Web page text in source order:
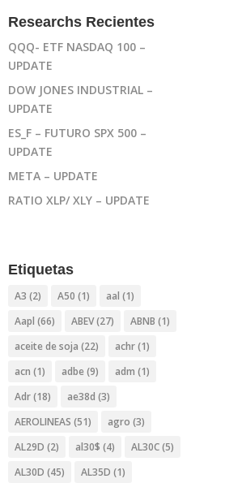
Researchs Recientes
QQQ- ETF NASDAQ 100 –
UPDATE
DOW JONES INDUSTRIAL –
UPDATE
ES_F – FUTURO SPX 500 –
UPDATE
META – UPDATE
RATIO XLP/ XLY – UPDATE
Etiquetas
A3 (2) A50 (1) aal (1)
Aapl (66) ABEV(27) ABNB (1)
aceite de soja (22) achr(1)
acn (1) adbe (9) adm (1)
Adr(18) ae38d (3)
AEROLINEAS (51) agro (3)
AL29D (2) al30$ (4) AL30C(5)
AL30D (45) AL35D (1)